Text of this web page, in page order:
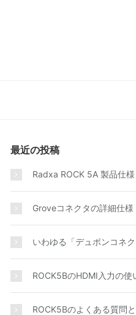
最近の投稿
Radxa ROCK 5A 製品仕様
Groveコネクタの詳細仕様
いわゆる「デュポンコネ
ROCK5BのHDMI入力の使
ROCK5Bのよくある質問と